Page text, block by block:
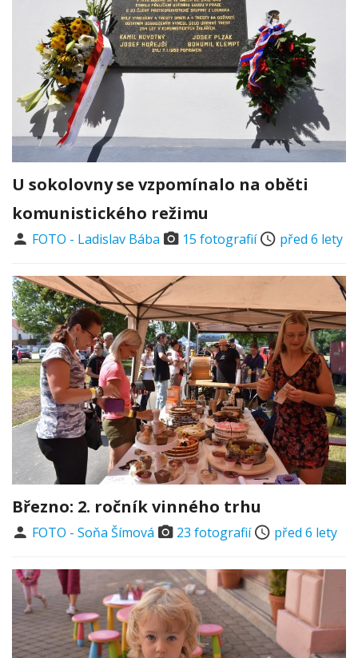
U sokolovny se vzpomínalo na oběti
komunistického režimu
FOTO - Ladislav Bába 15 fotografií před 6 lety
Březno: 2. ročník vinného trhu
FOTO - Soňa Šímová 23 fotografií před 6 lety